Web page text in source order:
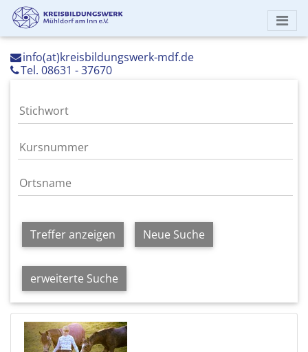
info(at)kreisbildungswerk-mdf.de
Tel. 08631 - 37670
Treffer anzeigen Neue Suche
erweiterte Suche